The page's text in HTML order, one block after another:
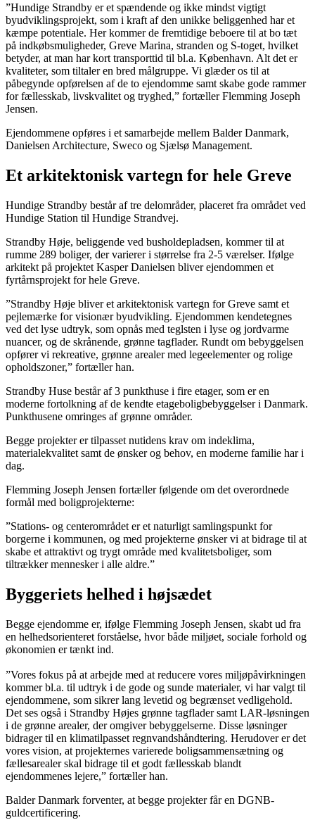
”Hundige Strandby er et spændende og ikke mindst vigtigt
byudviklingsprojekt, som i kraft af den unikke beliggenhed har et
kæmpe potentiale. Her kommer de fremtidige beboere til at bo tæt
på indkøbsmuligheder, Greve Marina, stranden og S-toget, hvilket
betyder, at man har kort transporttid til bl.a. København. Alt det er
kvaliteter, som tiltaler en bred målgruppe. Vi glæder os til at
påbegynde opførelsen af de to ejendomme samt skabe gode rammer
for fællesskab, livskvalitet og tryghed,” fortæller Flemming Joseph
Jensen.
Ejendommene opføres i et samarbejde mellem Balder Danmark,
Danielsen Architecture, Sweco og Sjælsø Management.
Et arkitektonisk vartegn for hele Greve
Hundige Strandby består af tre delområder, placeret fra området ved
Hundige Station til Hundige Strandvej.
Strandby Høje, beliggende ved busholdepladsen, kommer til at
rumme 289 boliger, der varierer i størrelse fra 2-5 værelser. Ifølge
arkitekt på projektet Kasper Danielsen bliver ejendommen et
fyrtårnsprojekt for hele Greve.
”Strandby Høje bliver et arkitektonisk vartegn for Greve samt et
pejlemærke for visionær byudvikling. Ejendommen kendetegnes
ved det lyse udtryk, som opnås med teglsten i lyse og jordvarme
nuancer, og de skrånende, grønne tagflader. Rundt om bebyggelsen
opfører vi rekreative, grønne arealer med legeelementer og rolige
opholdszoner,” fortæller han.
Strandby Huse består af 3 punkthuse i fire etager, som er en
moderne fortolkning af de kendte etageboligbebyggelser i Danmark.
Punkthusene omringes af grønne områder.
Begge projekter er tilpasset nutidens krav om indeklima,
materialekvalitet samt de ønsker og behov, en moderne familie har i
dag.
Flemming Joseph Jensen fortæller følgende om det overordnede
formål med boligprojekterne:
”Stations- og centerområdet er et naturligt samlingspunkt for
borgerne i kommunen, og med projekterne ønsker vi at bidrage til at
skabe et attraktivt og trygt område med kvalitetsboliger, som
tiltrækker mennesker i alle aldre.”
Byggeriets helhed i højsædet
Begge ejendomme er, ifølge Flemming Joseph Jensen, skabt ud fra
en helhedsorienteret forståelse, hvor både miljøet, sociale forhold og
økonomien er tænkt ind.
”Vores fokus på at arbejde med at reducere vores miljøpåvirkningen
kommer bl.a. til udtryk i de gode og sunde materialer, vi har valgt til
ejendommene, som sikrer lang levetid og begrænset vedligehold.
Det ses også i Strandby Højes grønne tagflader samt LAR-løsningen
i de grønne arealer, der omgiver bebyggelserne. Disse løsninger
bidrager til en klimatilpasset regnvandshåndtering. Herudover er det
vores vision, at projekternes varierede boligsammensætning og
fællesarealer skal bidrage til et godt fællesskab blandt
ejendommenes lejere,” fortæller han.
Balder Danmark forventer, at begge projekter får en DGNB-
guldcertificering.